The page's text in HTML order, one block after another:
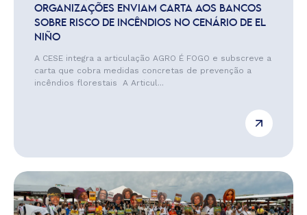
ORGANIZAÇÕES ENVIAM CARTA AOS BANCOS
SOBRE RISCO DE INCÊNDIOS NO CENÁRIO DE EL
NIÑO
A CESE integra a articulação AGRO É FOGO e subscreve a
carta que cobra medidas concretas de prevenção a
incêndios florestais A Articul...